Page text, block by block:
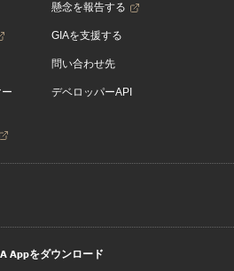
懸念を報告する
GIAを支援する
問い合わせ先
デベロッパーAPI
Appをダウンロード